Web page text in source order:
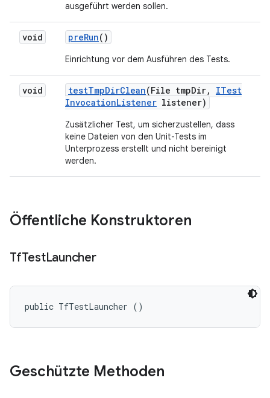
ausgeführt werden sollen.
void preRun()
Einrichtung vor dem Ausführen des Tests.
void testTmpDirClean(File tmpDir,
ITest
InvocationListener listener)
Zusätzlicher Test, um sicherzustellen, dass
keine Dateien von den Unit-Tests im
Unterprozess erstellt und nicht bereinigt
werden.
Öffentliche Konstruktoren
TfTestLauncher
public TfTestLauncher ()
Geschützte Methoden